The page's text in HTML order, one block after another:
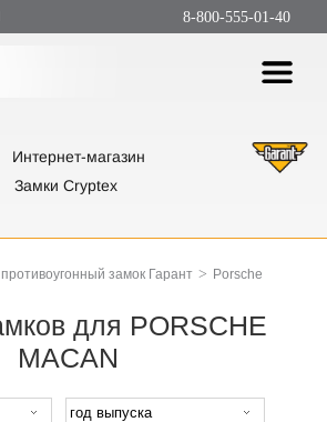
8-800-555-01-40
Интернет-магазин
Замки Cryptex
замок Гарант > Porsche
для PORSCHE
MACAN